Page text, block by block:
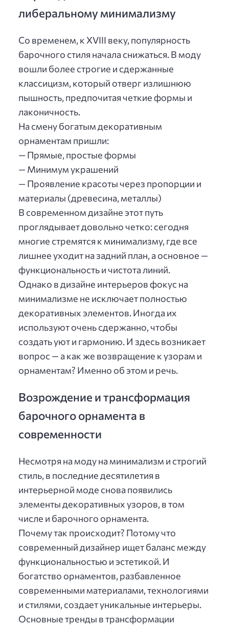
либеральному минимализму
Со временем, к XVIII веку, популярность
барочного стиля начала снижаться. В моду
вошли более строгие и сдержанные
классицизм, который отверг излишнюю
пышность, предпочитая четкие формы и
лаконичность.
На смену богатым декоративным
орнаментам пришли:
— Прямые, простые формы
— Минимум украшений
— Проявление красоты через пропорции и
материалы (древесина, металлы)
В современном дизайне этот путь
проглядывает довольно четко: сегодня
многие стремятся к минимализму, где все
лишнее уходит на задний план, а основное —
функциональность и чистота линий.
Однако в дизайне интерьеров фокус на
минимализме не исключает полностью
декоративных элементов. Иногда их
используют очень сдержанно, чтобы
создать уют и гармонию. И здесь возникает
вопрос — а как же возвращение к узорам и
орнаментам? Именно об этом и речь.
Возрождение и трансформация
барочного орнамента в
современности
Несмотря на моду на минимализм и строгий
стиль, в последние десятилетия в
интерьерной моде снова появились
элементы декоративных узоров, в том
числе и барочного орнамента.
Почему так происходит? Потому что
современный дизайнер ищет баланс между
функциональностью и эстетикой. И
богатство орнаментов, разбавленное
современными материалами, технологиями
и стилями, создает уникальные интерьеры.
Основные тренды в трансформации